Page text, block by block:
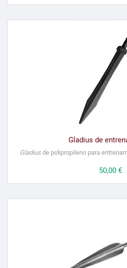
Gladius de
Gladius de polipropileno para
Precio
50,00 €